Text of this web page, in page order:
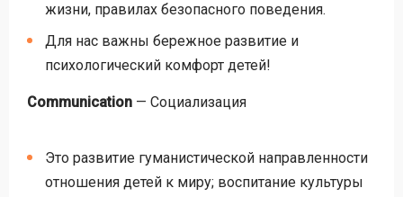
жизни, правилах безопасного поведения.
Для нас важны бережное развитие и
психологический комфорт детей!
Communication — Социализация
Это развитие гуманистической направленности
отношения детей к миру; воспитание культуры